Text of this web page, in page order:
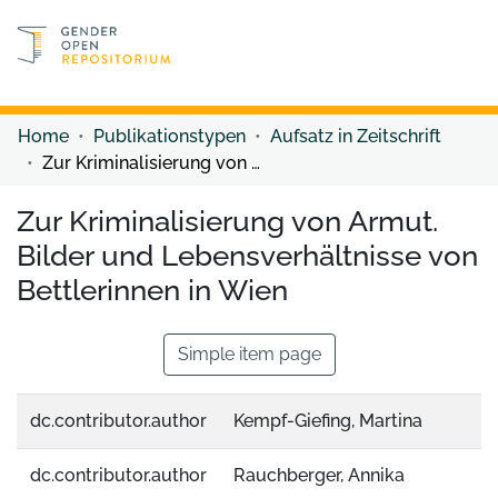
Discover content
Home Publikationstypen
Aufsatz in Zeitschrift
Zur Kriminalisierung von Armut. Bilder und Lebensverhältnisse von Bettlerinnen in Wien
Zur Kriminalisierung von Armut.
Bilder und Lebensverhältnisse von
Bettlerinnen in Wien
Simple item page
dc.contributor.author Kempf-Giefing, Martina
dc.contributor.author Rauchberger, Annika